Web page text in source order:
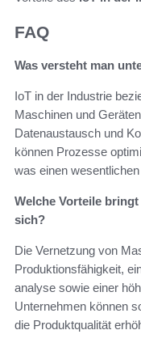
FAQ
Was versteht man
IoT in der Industrie
Maschinen und
Datenaustausch und
können Prozesse
was einen
Welche Vorteile
sich?
Die Vernetzung von
Produktionsfähigkeit,
analyse sowie einer
Unternehmen können
die Produktqualität